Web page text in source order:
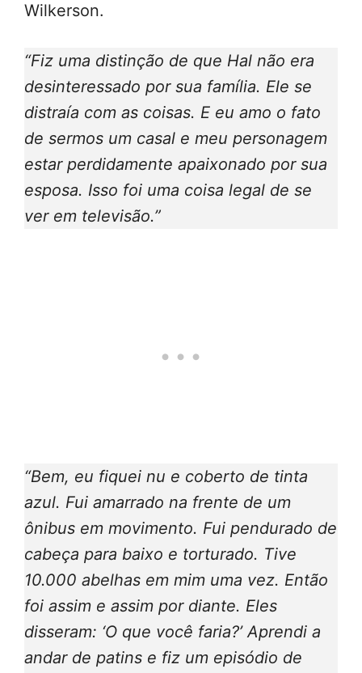
Wilkerson.
“Fiz uma distinção de que Hal não era
desinteressado por sua família. Ele se
distraía com as coisas. E eu amo o fato
de sermos um casal e meu personagem
estar perdidamente apaixonado por sua
esposa. Isso foi uma coisa legal de se
ver em televisão.”
“Bem, eu fiquei nu e coberto de tinta
azul. Fui amarrado na frente de um
ônibus em movimento. Fui pendurado de
cabeça para baixo e torturado. Tive
10.000 abelhas em mim uma vez. Então
foi assim e assim por diante. Eles
disseram: ‘O que você faria?’ Aprendi a
andar de patins e fiz um episódio de